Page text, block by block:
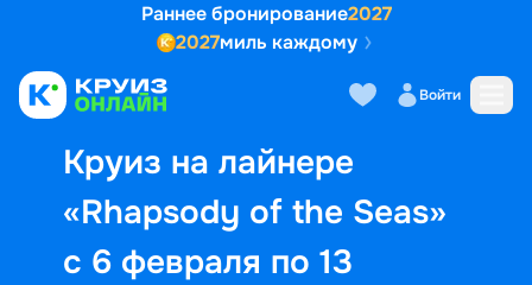
Раннее бронирование2027
2027миль каждому
Войти
Круиз на лайнере
«Rhapsody of the Seas»
с 6 февраля по 13
Выбор кают Маршрут и